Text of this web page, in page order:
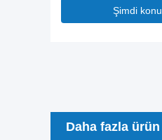
Şimdi
Daha fazla ürün